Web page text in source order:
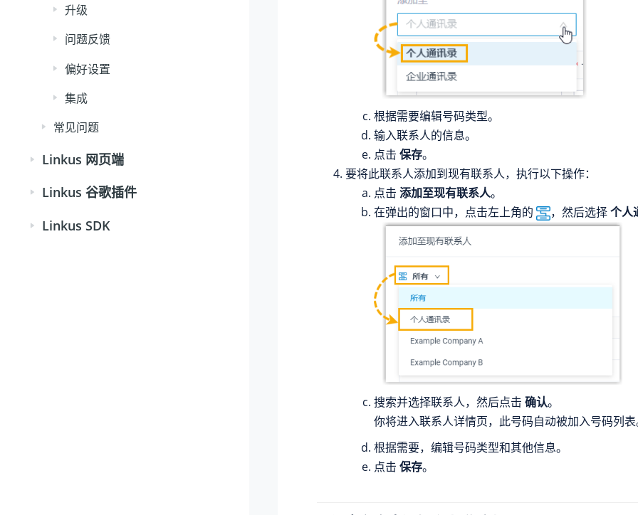
升级
问题反馈
偏好设置
集成
常见问题
Linkus 网页端
Linkus 谷歌插件
Linkus SDK
根据需要编辑号码类型。
输入联系人的信息。
点击 保存。
要将此联系人添加到现有联系人，执行以下操作：
点击 添加至现有联系人。
在弹出的窗口中，点击左上角的
，然后选择个人
搜索并选择联系人，然后点击 确认。
你将进入联系人详情页，此号码自动被加入号码列
根据需要，编辑号码类型和其他信息。
点击 保存。